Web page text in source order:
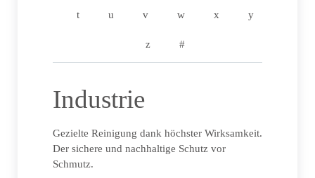
t u v w x y
z #
Industrie
Gezielte Reinigung dank höchster Wirksamkeit.
Der sichere und nachhaltige Schutz vor
Schmutz.